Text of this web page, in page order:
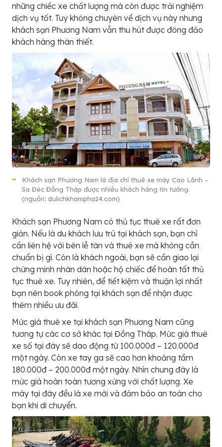
những chiếc xe chất lượng mà còn được trải nghiệm
dịch vụ tốt. Tuy không chuyên về dịch vụ này nhưng
khách sạn Phương Nam vẫn thu hút được đông đảo
khách hàng thân thiết.
Khách sạn Phương Nam là địa chỉ thuê xe máy Cao Lãnh –
Sa Đéc Đồng Tháp được nhiều khách hàng tin tưởng.
(nguồn: dulichkhampha24.com)
Khách sạn Phương Nam có thủ tục thuê xe rất đơn
giản. Nếu là du khách lưu trú tại khách sạn, bạn chỉ
cần liên hệ với bên lễ tân và thuê xe mà không cần
chuẩn bị gì. Còn là khách ngoài, bạn sẽ cần giao lại
chứng minh nhân dân hoặc hộ chiếc để hoàn tất thủ
tục thuê xe. Tuy nhiên, để tiết kiệm và thuận lợi nhất
bạn nên book phòng tại khách sạn để nhận được
thêm nhiều ưu đãi.
Mức giá thuê xe tại khách sạn Phương Nam cũng
tương tự các cơ sở khác tại Đồng Tháp. Mức giá thuê
xe số tại đây sẽ dao động từ 100.000đ – 120.000đ
một ngày. Còn xe tay ga sẽ cao hơn khoảng tầm
180.000đ – 200.000đ một ngày. Nhìn chung đây là
mức giá hoàn toàn tương xứng với chất lượng. Xe
máy tại đây đều là xe mới và đảm bảo an toàn cho
bạn khi di chuyển.